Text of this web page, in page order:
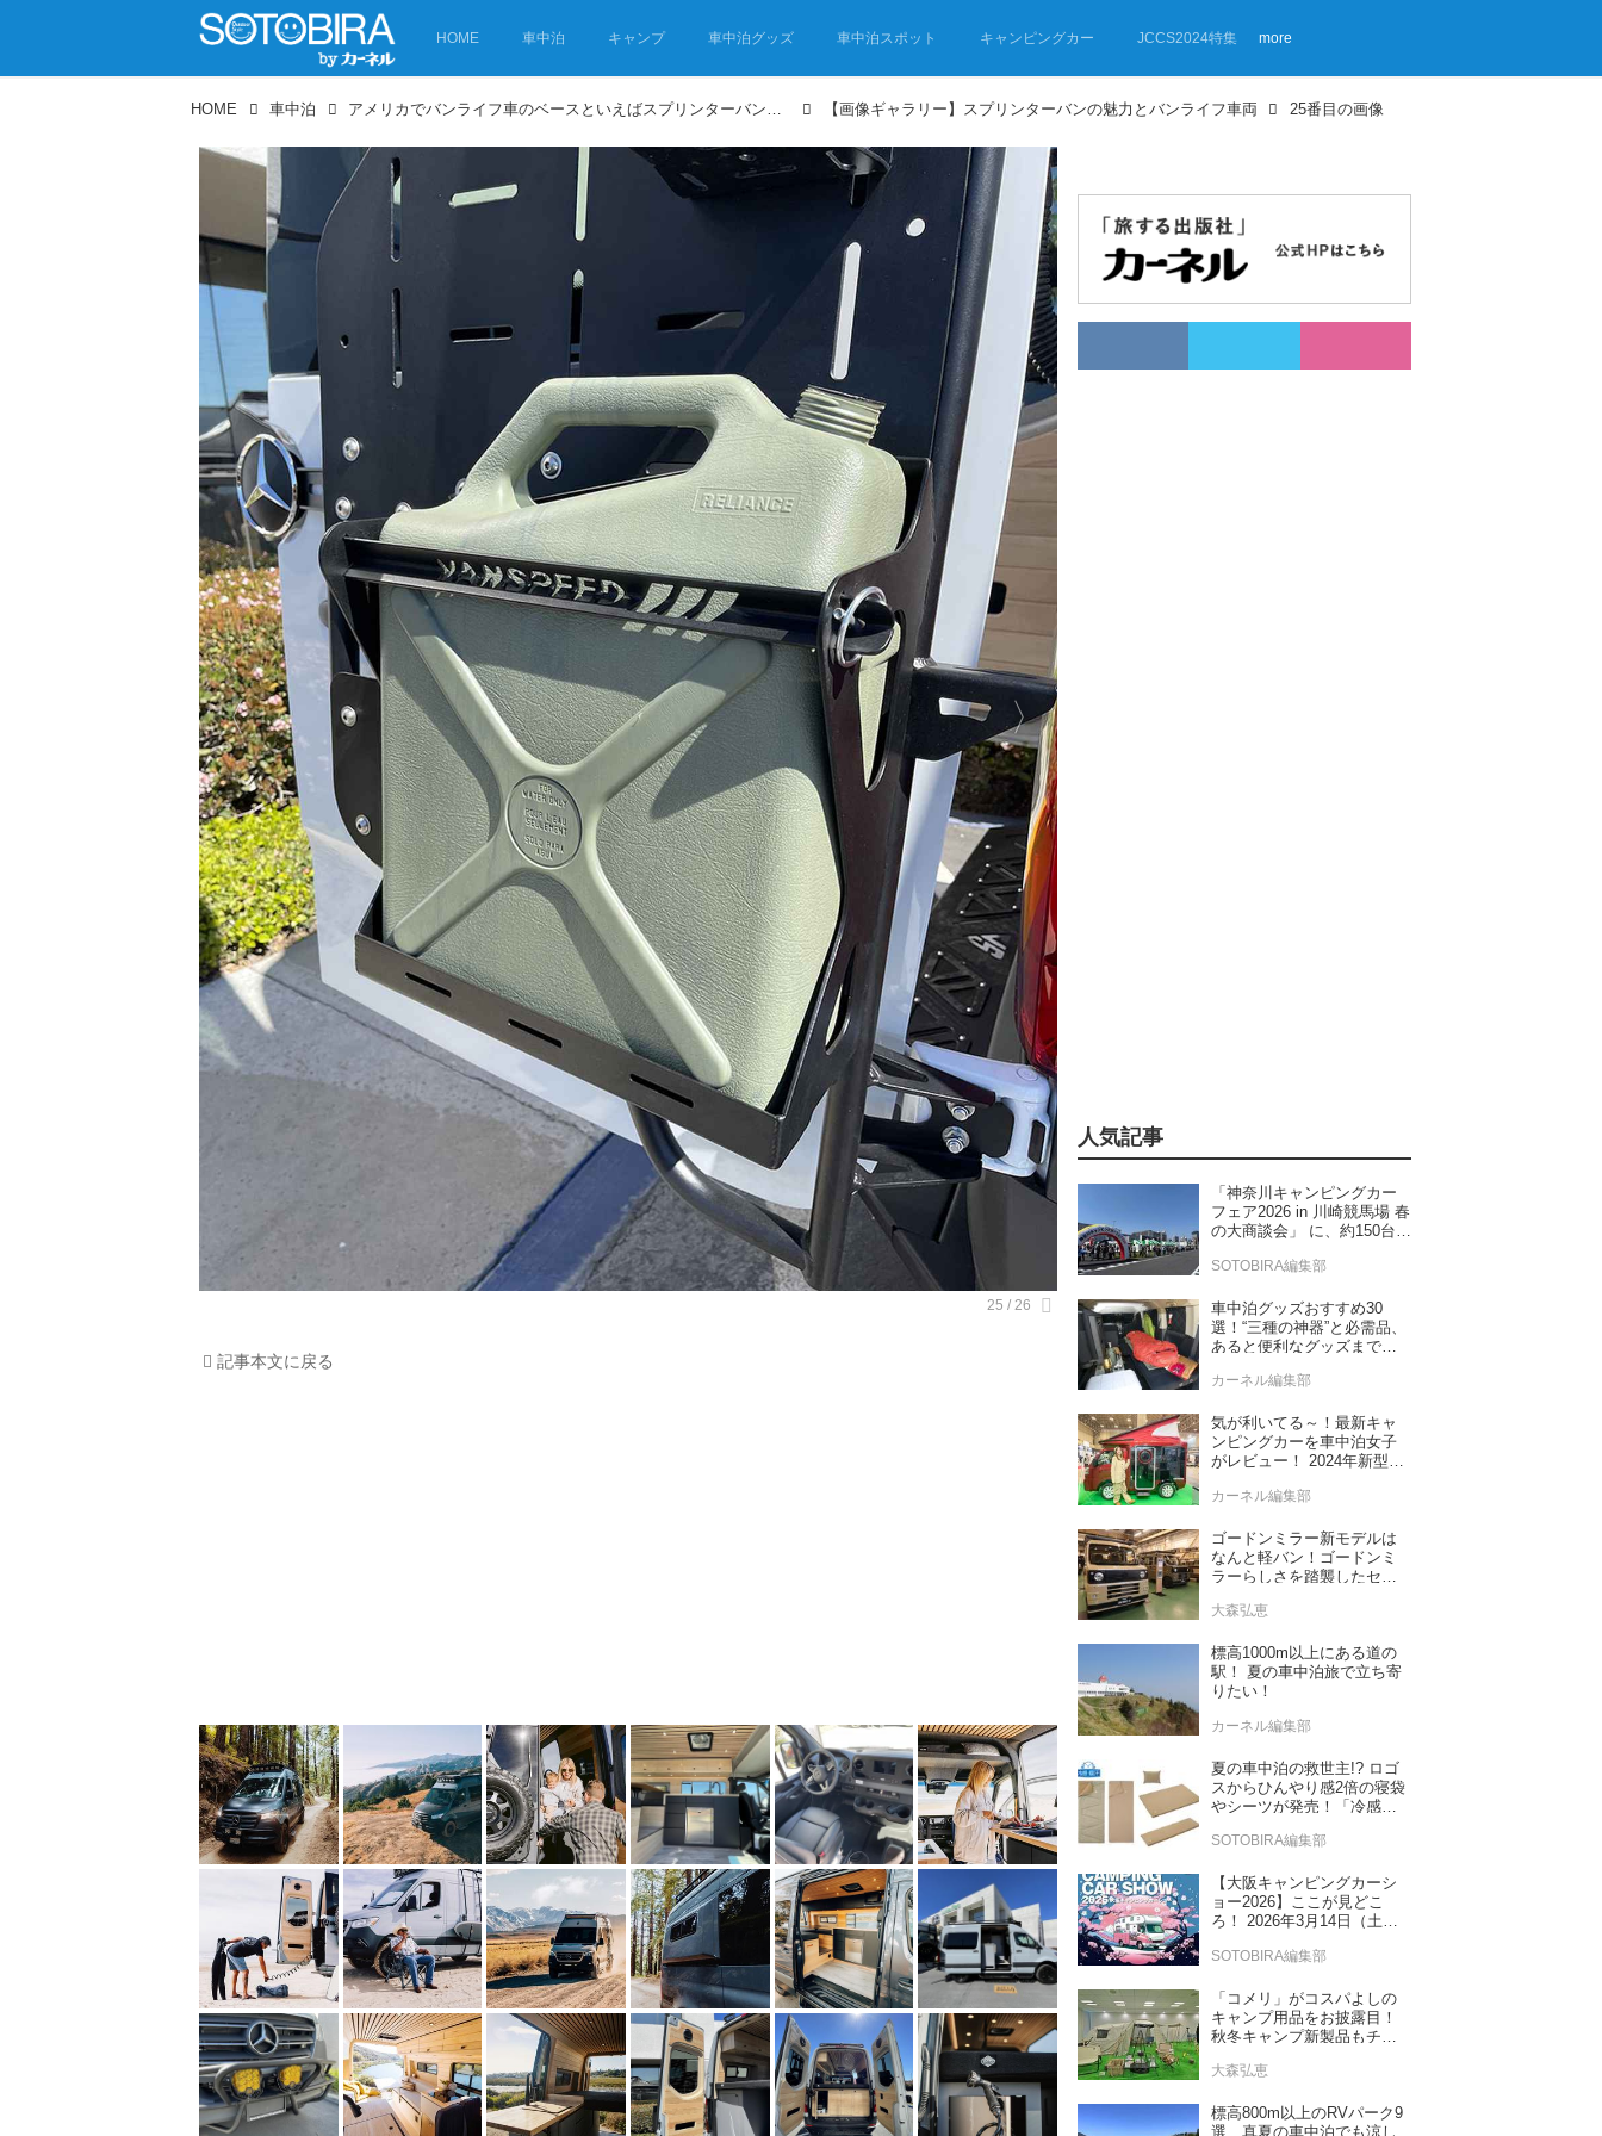
HOME 車中泊 キャンプ 車中泊グッズ 車中泊スポット キャンピングカー JCCS2024特集 more
HOME 車中泊 アメリカでバンライフ車のベースといえばスプリンターバン！ 現地カスタムビルダーのモデルが超快適仕様だった！ 【画像ギャラリー】スプリンターバンの魅力とバンライフ車両 25番目の画像
記事本文に戻る
人気記事
「神奈川キャンピングカー
フェア2026 in 川崎競馬場 春
の大商談会」 に、約150台の
SOTOBIRA編集部
車中泊グッズおすすめ30
選！“三種の神器”と必需品、
あると便利なグッズまで車
カーネル編集部
気が利いてる～！最新キャ
ンピングカーを車中泊女子
がレビュー！ 2024年新型モ
カーネル編集部
ゴードンミラー新モデルは
なんと軽バン！ゴードンミ
ラーらしさを踏襲したセン
売！
大森弘恵
標高1000m以上にある道の
駅！ 夏の車中泊旅で立ち寄
りたい！
カーネル編集部
夏の車中泊の救世主!? ロゴ
スからひんやり感2倍の寝袋
やシーツが発売！「冷感・
SOTOBIRA編集部
【大阪キャンピングカーシ
ョー2026】ここが見どこ
ろ！ 2026年3月14日（土）
大阪
SOTOBIRA編集部
「コメリ」がコスパよしの
キャンプ用品をお披露目！
秋冬キャンプ新製品もチェ
大森弘恵
標高800m以上のRVパーク9
選 真夏の車中泊でも涼し